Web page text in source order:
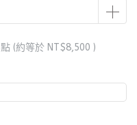
點 (約等於 NT$8,500 )